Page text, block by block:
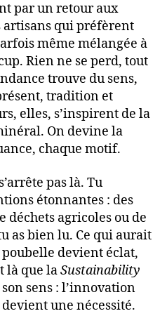
par un retour aux
artisans qui préfèrent
même mélangée à
Rien ne se perd, tout
trouve du sens,
tradition et
elles, s’inspirent de la
On devine la
chaque motif.
pas là. Tu
étonnantes : des
déchets agricoles ou de
as bien lu. Ce qui aurait
devient éclat,
là que laSustainability
sens : l’innovation
une nécessité.